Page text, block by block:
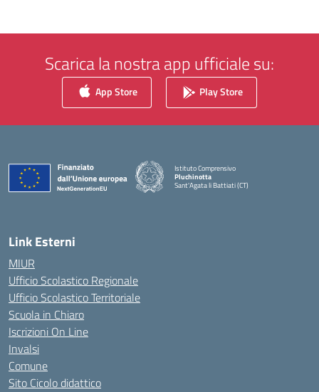
Scarica la nostra app ufficiale su:
App Store Play Store
Istituto Comprensivo
Pluchinotta
Sant'Agata li Battiati (CT)
— Visita la pagina iniziale della scuola
Link Esterni
MIUR
Ufficio Scolastico Regionale
Ufficio Scolastico Territoriale
Scuola in Chiaro
Iscrizioni On Line
Invalsi
Comune
Sito Cicolo didattico